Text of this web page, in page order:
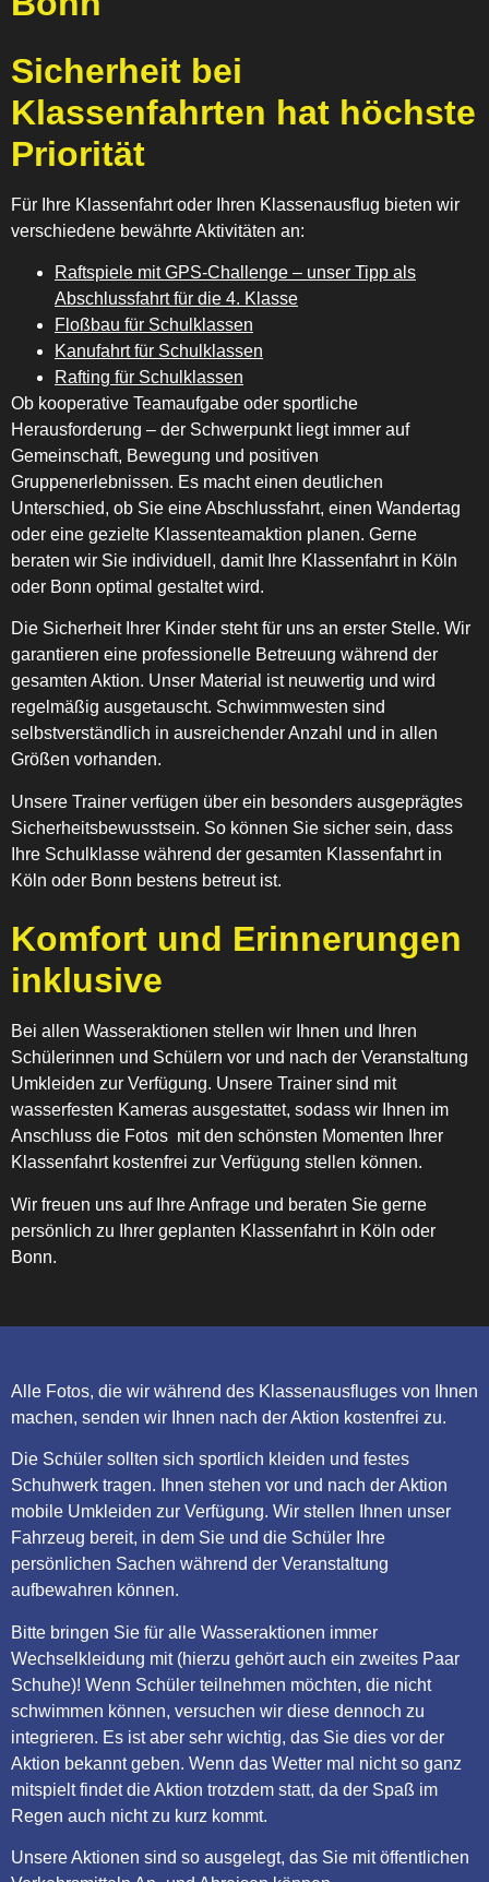
Sicherheit bei
Klassenfahrten hat höchste
Priorität
Für Ihre Klassenfahrt oder Ihren Klassenausflug bieten wir
verschiedene bewährte Aktivitäten an:
Raftspiele mit GPS-Challenge – unser Tipp als
Abschlussfahrt für die 4. Klasse
Floßbau für Schulklassen
Kanufahrt für Schulklassen
Rafting für Schulklassen
Ob kooperative Teamaufgabe oder sportliche
Herausforderung – der Schwerpunkt liegt immer auf
Gemeinschaft, Bewegung und positiven
Gruppenerlebnissen. Es macht einen deutlichen
Unterschied, ob Sie eine Abschlussfahrt, einen Wandertag
oder eine gezielte Klassenteamaktion planen. Gerne
beraten wir Sie individuell, damit Ihre Klassenfahrt in Köln
oder Bonn optimal gestaltet wird.
Die Sicherheit Ihrer Kinder steht für uns an erster Stelle. Wir
garantieren eine professionelle Betreuung während der
gesamten Aktion. Unser Material ist neuwertig und wird
regelmäßig ausgetauscht. Schwimmwesten sind
selbstverständlich in ausreichender Anzahl und in allen
Größen vorhanden.
Unsere Trainer verfügen über ein besonders ausgeprägtes
Sicherheitsbewusstsein. So können Sie sicher sein, dass
Ihre Schulklasse während der gesamten Klassenfahrt in
Köln oder Bonn bestens betreut ist.
Komfort und Erinnerungen
inklusive
Bei allen Wasseraktionen stellen wir Ihnen und Ihren
Schülerinnen und Schülern vor und nach der Veranstaltung
Umkleiden zur Verfügung. Unsere Trainer sind mit
wasserfesten Kameras ausgestattet, sodass wir Ihnen im
Anschluss die Fotos mit den schönsten Momenten Ihrer
Klassenfahrt kostenfrei zur Verfügung stellen können.
Wir freuen uns auf Ihre Anfrage und beraten Sie gerne
persönlich zu Ihrer geplanten Klassenfahrt in Köln oder
Bonn.
Alle Fotos, die wir während des Klassenausfluges von Ihnen
machen, senden wir Ihnen nach der Aktion kostenfrei zu.
Die Schüler sollten sich sportlich kleiden und festes
Schuhwerk tragen. Ihnen stehen vor und nach der Aktion
mobile Umkleiden zur Verfügung. Wir stellen Ihnen unser
Fahrzeug bereit, in dem Sie und die Schüler Ihre
persönlichen Sachen während der Veranstaltung
aufbewahren können.
Bitte bringen Sie für alle Wasseraktionen immer
Wechselkleidung mit (hierzu gehört auch ein zweites Paar
Schuhe)! Wenn Schüler teilnehmen möchten, die nicht
schwimmen können, versuchen wir diese dennoch zu
integrieren. Es ist aber sehr wichtig, das Sie dies vor der
Aktion bekannt geben. Wenn das Wetter mal nicht so ganz
mitspielt findet die Aktion trotzdem statt, da der Spaß im
Regen auch nicht zu kurz kommt.
Unsere Aktionen sind so ausgelegt, das Sie mit öffentlichen